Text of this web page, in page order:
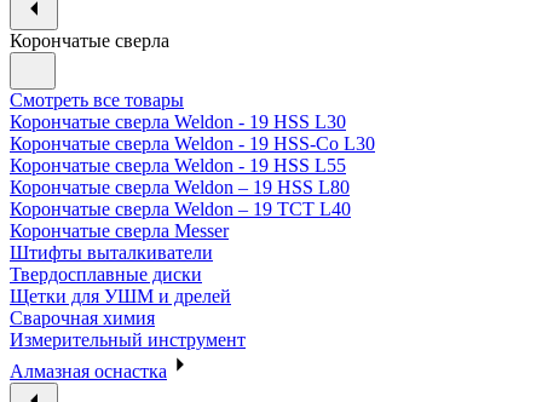
Корончатые сверла
Смотреть все товары
Корончатые сверла Weldon - 19 HSS L30
Корончатые сверла Weldon - 19 HSS-Co L30
Корончатые сверла Weldon - 19 HSS L55
Корончатые сверла Weldon – 19 HSS L80
Корончатые сверла Weldon – 19 TCT L40
Корончатые сверла Messer
Штифты выталкиватели
Твердосплавные диски
Щетки для УШМ и дрелей
Сварочная химия
Измерительный инструмент
Алмазная оснастка